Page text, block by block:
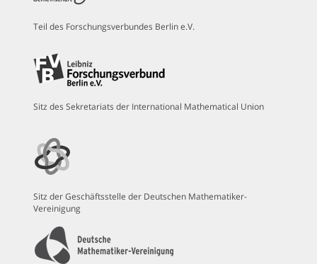
Teil des Forschungsverbundes Berlin e.V.
Sitz des Sekretariats der International Mathematical Union
Sitz der Geschäftsstelle der Deutschen Mathematiker-
Vereinigung